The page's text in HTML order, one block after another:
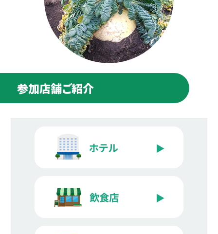
参加店舗ご紹介